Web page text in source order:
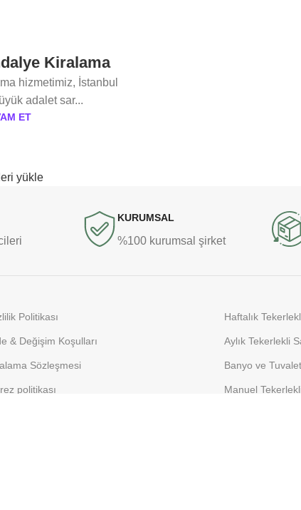
Kiralama
hizmetimiz, İstanbul
adalet sar...
ET
yükle
KURUMSAL
%100 kurumsal şirket
Politikası
& Değişim Koşulları
Sözleşmesi
politikası
Haftalık
Aylık Tekerlekli
Banyo ve
Manuel